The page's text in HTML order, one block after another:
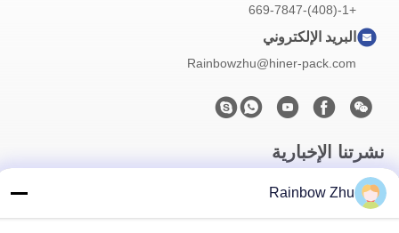
+1-(408)-669-7847
البريد الإلكتروني
Rainbowzhu@hiner-pack.com
نشرتنا الإخبارية
اشترك في نشرتنا الإخبارية للحصول على خصومات وأكثر.
Rainbow Zhu